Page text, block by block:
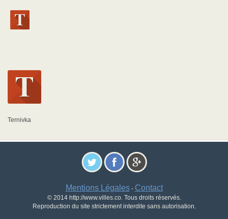
Ternivka
Mentions Légales- Contact
© 2014 http://www.villes.co. Tous droits réservés.
Reproduction du site strictement interdite sans autorisation.